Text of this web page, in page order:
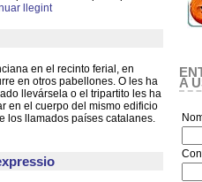
A
llegint
en el recinto ferial, en
en otros pabellones. O les ha
llevársela o el tripartito les ha
en el cuerpo del mismo edificio
los llamados países catalanes.